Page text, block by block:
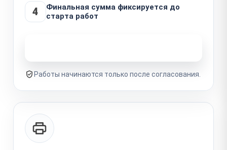
4
Финальная сумма фиксируется до
старта работ
Работы начинаются только после согласования.